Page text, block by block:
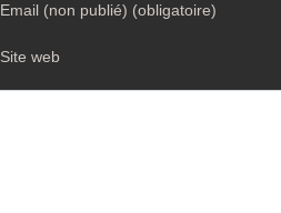
Email (non publié) (obligatoire)
Site web